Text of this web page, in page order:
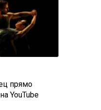
прямо
YouTube